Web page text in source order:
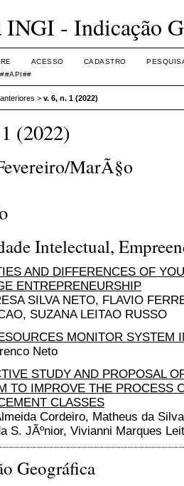
INGI - Indicação
ACESSO CADASTRO
##API##
> v. 6, n. 1 (2022)
(2022)
MarÃ§o
Intelectual,
AND DIFFERENCES OF
ENTREPRENEURSHIP
SILVA NETO, FLAVIO
SUZANA LEITAO RUSSO
MONITOR SYSTEM
Neto
STUDY AND PROPOSAL
TO IMPROVE THE PROCESS
CLASSES
Cordeiro, Matheus da
S. JÃºnior, Vivianni Marques
Geográfica